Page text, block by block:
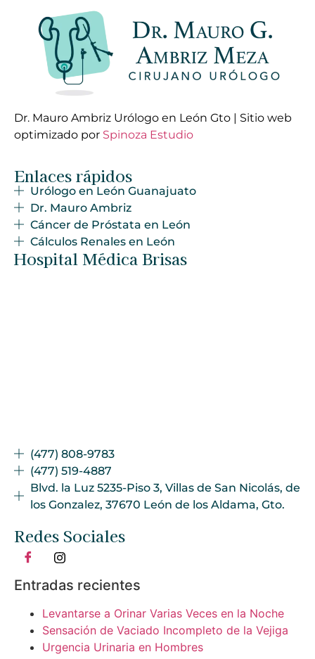
Dr. Mauro Ambriz Urólogo en León Gto | Sitio web
optimizado por Spinoza Estudio
Enlaces rápidos
Urólogo en León Guanajuato
Dr. Mauro Ambriz
Cáncer de Próstata en León
Cálculos Renales en León
Hospital Médica Brisas
(477) 808-9783
(477) 519-4887
Blvd. la Luz 5235-Piso 3, Villas de San Nicolás, de
los Gonzalez, 37670 León de los Aldama, Gto.
Redes Sociales
Entradas recientes
Levantarse a Orinar Varias Veces en la Noche
Sensación de Vaciado Incompleto de la Vejiga
Urgencia Urinaria en Hombres